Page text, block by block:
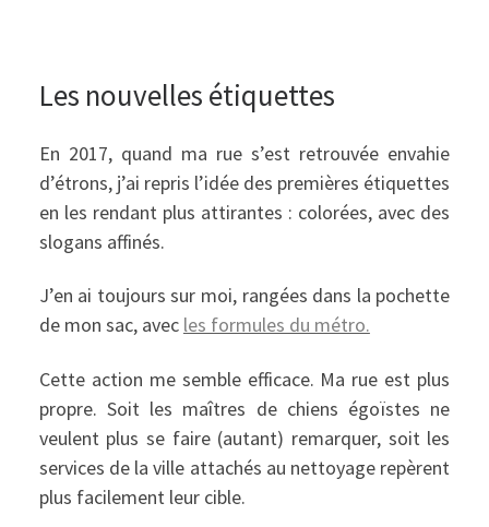
Les nouvelles étiquettes
En 2017, quand ma rue s’est retrouvée envahie
d’étrons, j’ai repris l’idée des premières étiquettes
en les rendant plus attirantes : colorées, avec des
slogans affinés.
J’en ai toujours sur moi, rangées dans la pochette
de mon sac, avec les formules du métro.
Cette action me semble efficace. Ma rue est plus
propre. Soit les maîtres de chiens égoïstes ne
veulent plus se faire (autant) remarquer, soit les
services de la ville attachés au nettoyage repèrent
plus facilement leur cible.